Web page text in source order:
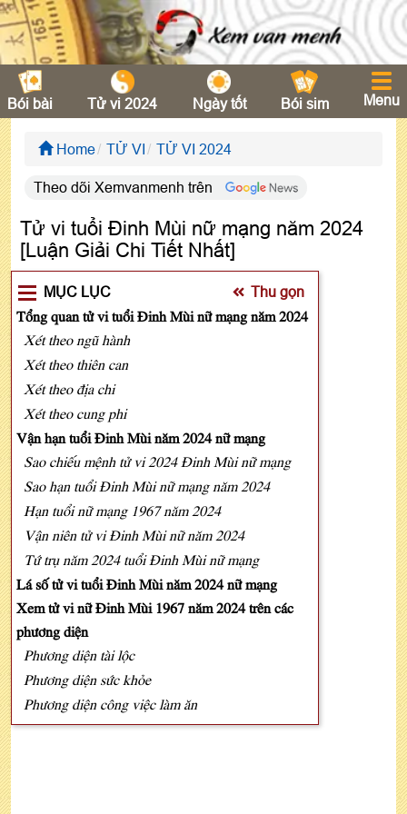
Bói bài Tử vi 2024 Ngày tốt Bói sim Menu
Home TỬ VI TỬ VI 2024
Theo dõi Xemvanmenh trên
Tử vi tuổi Đinh Mùi nữ mạng năm 2024
[Luận Giải Chi Tiết Nhất]
MỤC LỤC Thu gọn
Tổng quan tử vi tuổi Đinh Mùi nữ mạng năm 2024
Xét theo ngũ hành
Xét theo thiên can
Xét theo địa chi
Xét theo cung phi
Vận hạn tuổi Đinh Mùi năm 2024 nữ mạng
Sao chiếu mệnh tử vi 2024 Đinh Mùi nữ mạng
Sao hạn tuổi Đinh Mùi nữ mạng năm 2024
Hạn tuổi nữ mạng 1967 năm 2024
Vận niên tử vi Đinh Mùi nữ năm 2024
Tứ trụ năm 2024 tuổi Đinh Mùi nữ mạng
Lá số tử vi tuổi Đinh Mùi năm 2024 nữ mạng
Xem tử vi nữ Đinh Mùi 1967 năm 2024 trên các
phương diện
Phương diện tài lộc
Phương diện sức khỏe
Phương diện công việc làm ăn
Phương diện tình duyên - gia đạo